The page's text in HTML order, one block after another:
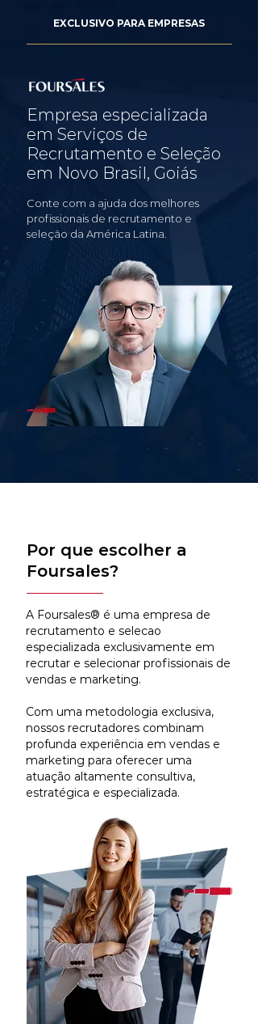
EXCLUSIVO PARA EMPRESAS
Empresa especializada
em Serviços de
Recrutamento e Seleção
em Novo Brasil, Goiás
Conte com a ajuda dos melhores
profissionais de recrutamento e
seleção da América Latina.
Por que escolher a
Foursales?
A Foursales® é uma empresa de
recrutamento e selecao
especializada exclusivamente em
recrutar e selecionar profissionais de
vendas e marketing.
Com uma metodologia exclusiva,
nossos recrutadores combinam
profunda experiência em vendas e
marketing para oferecer uma
atuação altamente consultiva,
estratégica e especializada.